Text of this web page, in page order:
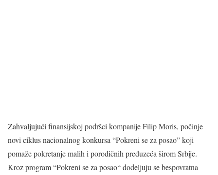
Zahvaljujući finansijskoj podršci kompanije Filip Moris, počinje
novi ciklus nacionalnog konkursa “Pokreni se za posao” koji
pomaže pokretanje malih i porodičnih preduzeća širom Srbije.
Kroz program “Pokreni se za posao“ dodeljuju se bespovratna